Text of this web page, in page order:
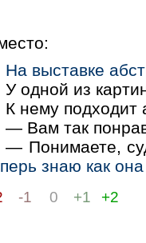
На выставке
У одной из
К нему подходит
— Вам так
— Понимаете,
знаю как она
-1 0 +1 +2